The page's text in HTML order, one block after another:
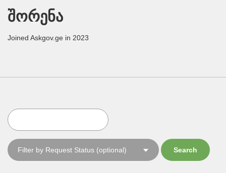
შორენა
Joined Askgov.ge in 2023